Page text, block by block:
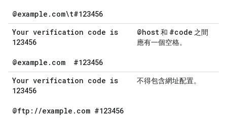
@example . com\t#123456
Your verification code is
123456
@example . com #123456
@host和 #code 之間
應有一個空格。
Your verification code is
123456
@ftp: //example . com #123456
不得包含網址配置。